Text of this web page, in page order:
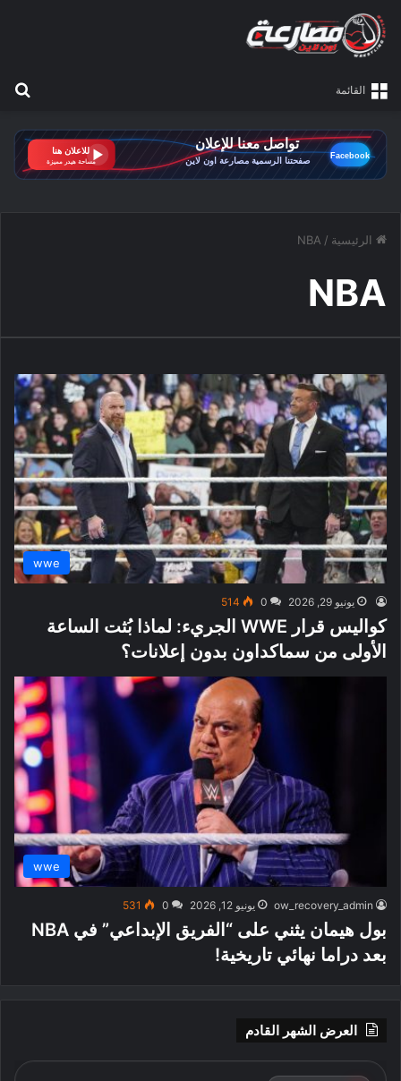
القائمة
الرئيسية /
NBA
NBA
wwe
يونيو 29, 2026 0
514
كواليس قرار WWE الجريء: لماذا بُثت الساعة
الأولى من سماكداون بدون إعلانات؟
wwe
ow_recovery_admin يونيو 12, 2026 0
531
بول هيمان يثني على “الفريق الإبداعي” في NBA
بعد دراما نهائي تاريخية!
العرض الشهر القادم